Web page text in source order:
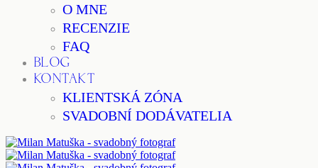
O MNE
RECENZIE
FAQ
BLOG
KONTAKT
KLIENTSKÁ ZÓNA
SVADOBNÍ DODÁVATELIA